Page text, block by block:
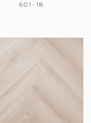
601-18